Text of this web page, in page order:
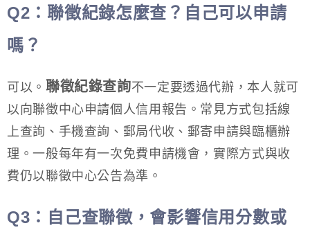
Q2 ：聯徵紀錄怎麼查？自己可以申請
嗎？
可以。 聯徵紀錄查詢不一定要透過代辦，本人就可
以向聯徵中心申請個人信用報告。常見方式包括線
上查詢、手機查詢、郵局代收、郵寄申請與臨櫃辦
理。一般每年有一次免費申請機會，實際方式與收
費仍以聯徵中心公告為準。
Q3 ：自己查聯徵，會影響信用分數或